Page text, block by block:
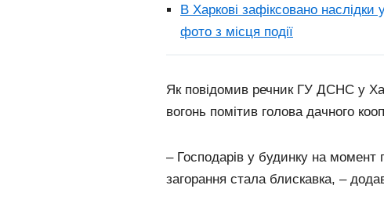
В Харкові зафіксовано наслідки
фото з місця події
Як повідомив речник ГУ ДСНС у
вогонь помітив голова дачного
– Господарів у будинку на
загорання стала блискавка, –